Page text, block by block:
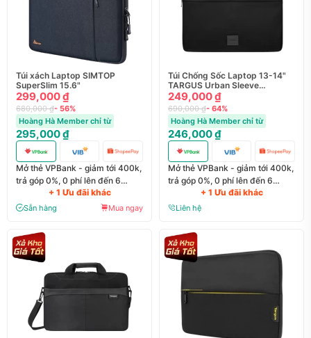
Túi xách Laptop SIMTOP
SuperSlim 15.6"
299,000 ₫
680,000 ₫- 56%
Hoàng Hà Member chỉ từ
295,000 ₫
Mở thẻ VPBank - giảm tới 400k,
trả góp 0%, 0 phí lên đến 6
+ 1 Ưu đãi khác
Sẵn hàng Mua ngay
Túi Chống Sốc Laptop 13-14"
TARGUS Urban Sleeve
TBS934GL-70
249,000 ₫
690,000 ₫- 64%
Hoàng Hà Member chỉ từ
246,000 ₫
Mở thẻ VPBank - giảm tới 400k,
trả góp 0%, 0 phí lên đến 6
+ 1 Ưu đãi khác
Liên hệ